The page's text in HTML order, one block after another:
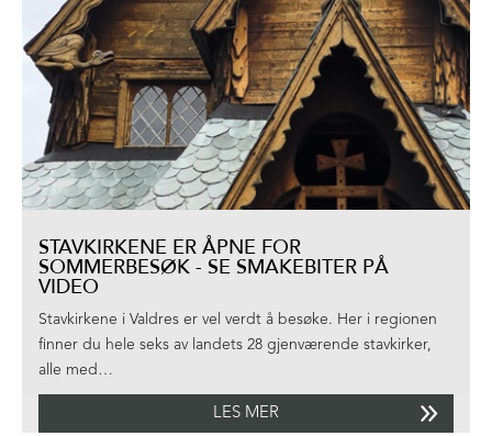
STAVKIRKENE ER ÅPNE FOR
SOMMERBESØK - SE SMAKEBITER PÅ
VIDEO
Stavkirkene i Valdres er vel verdt å besøke. Her i regionen
finner du hele seks av landets 28 gjenværende stavkirker,
alle med…
LES MER